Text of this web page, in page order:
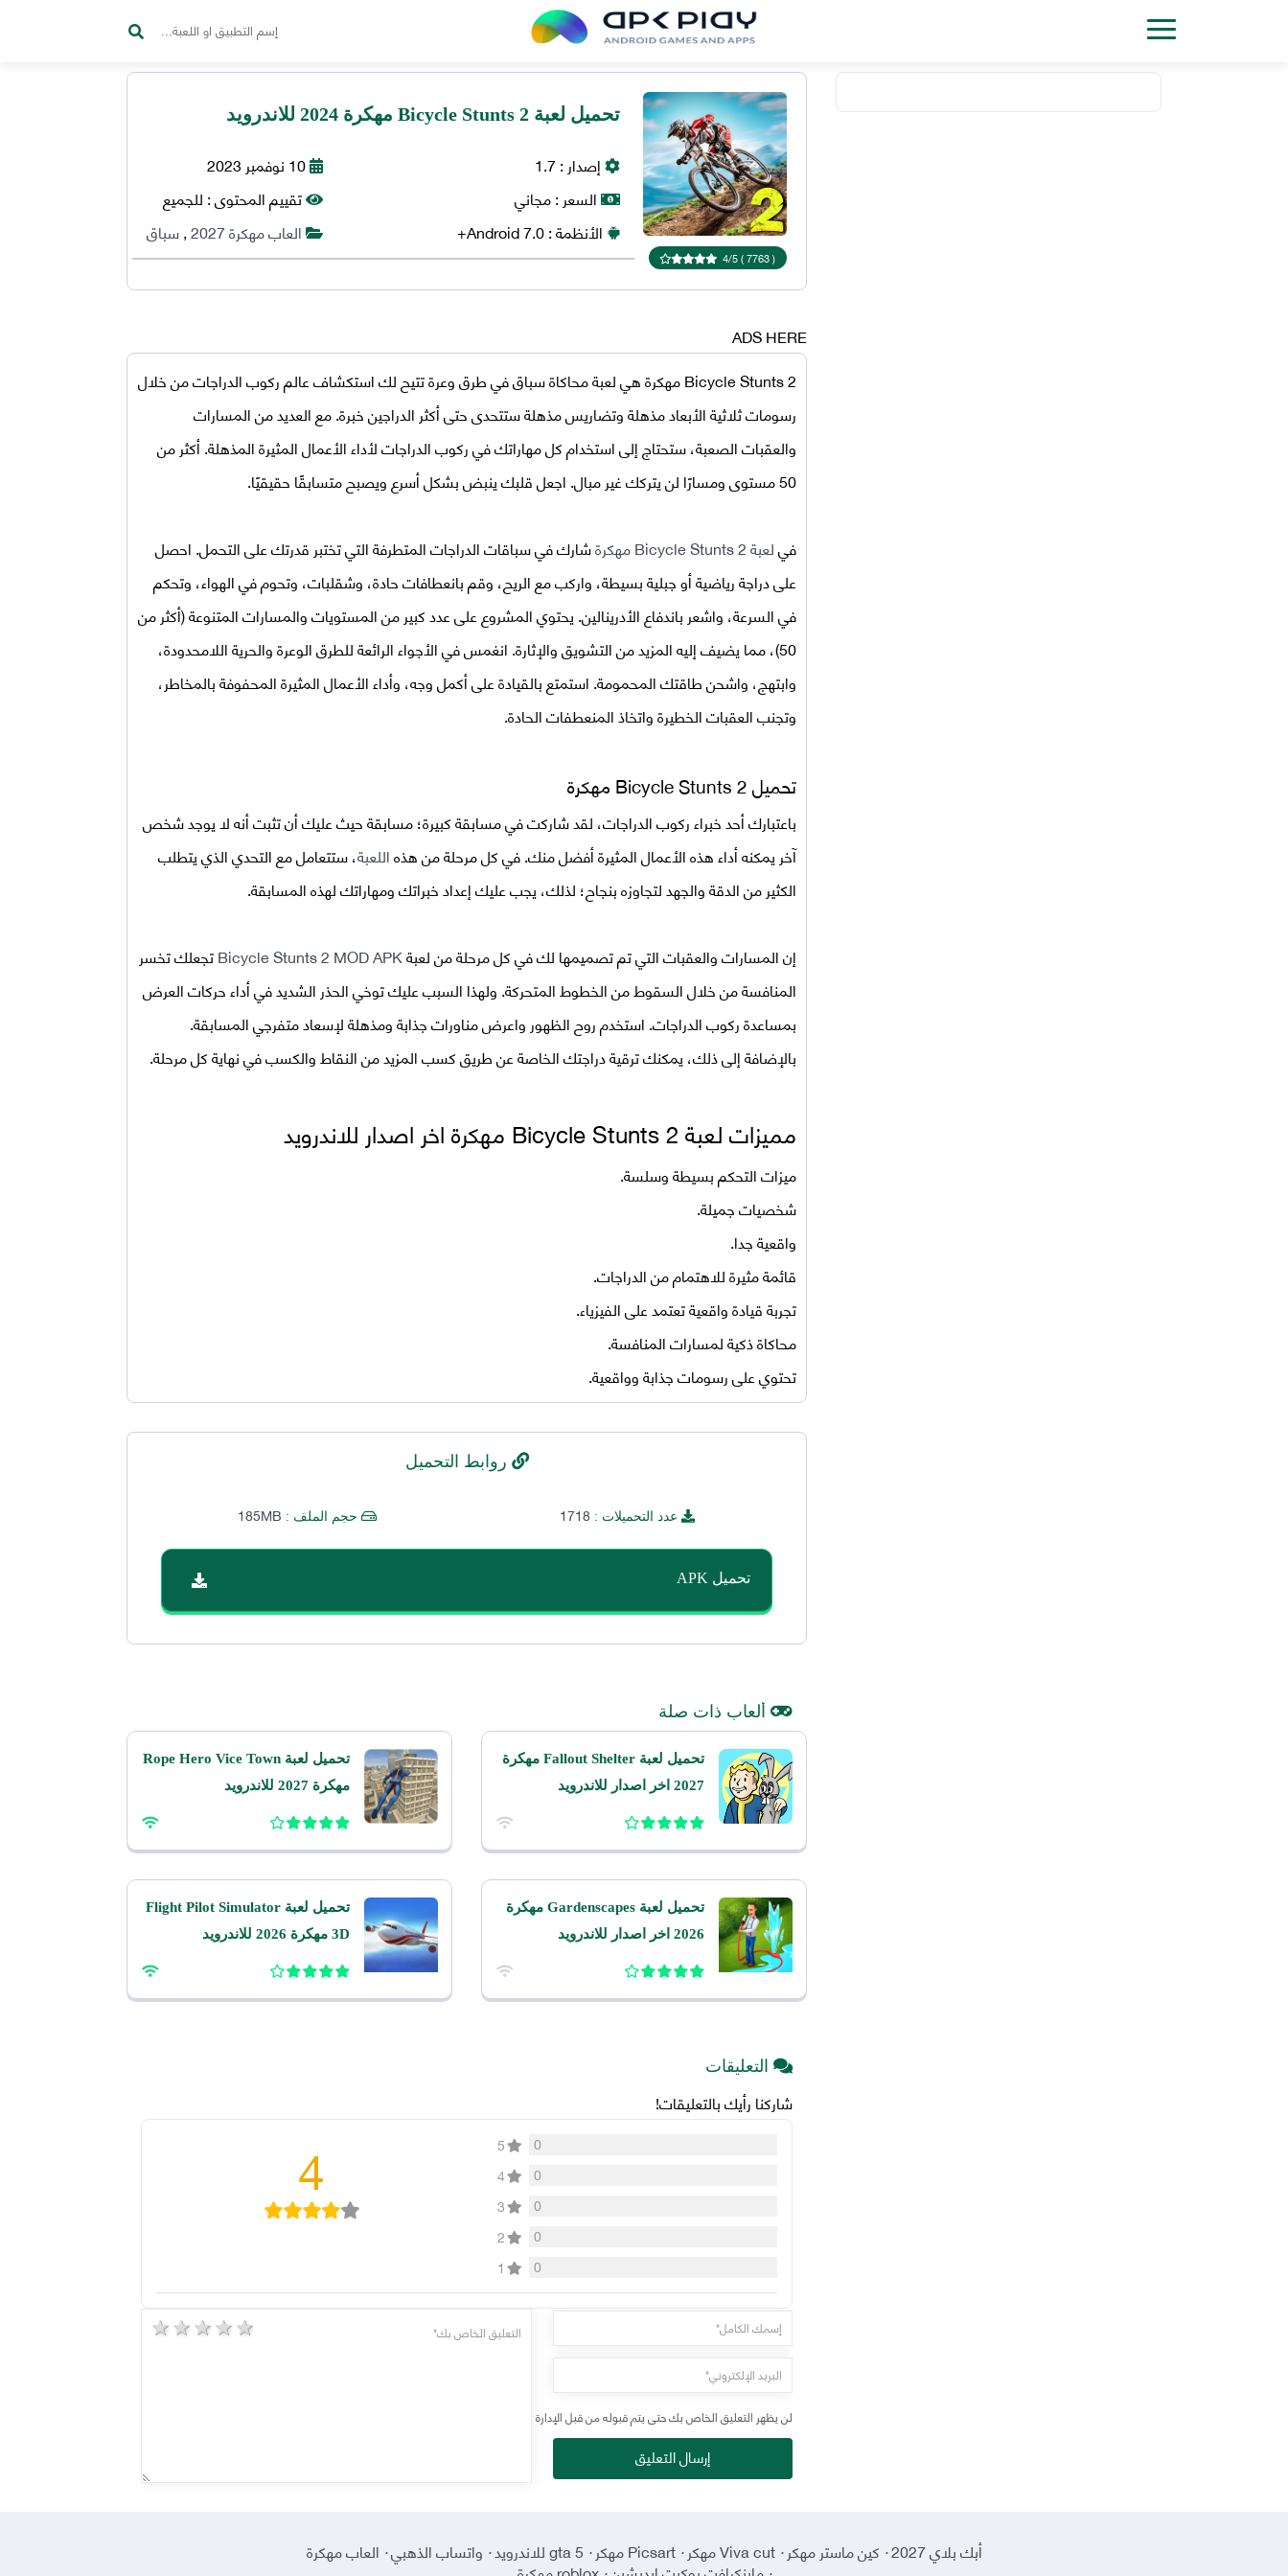
تحميل لعبة Bicycle Stunts 2 مهكرة 2024 للاندرويد
إصدار :1.7
السعر :مجاني
الأنظمة :
Android7.0+
10 نوفمبر 2023
تقييم المحتوى :للجميع
العاب مهكرة 2027
,سباق
(
7763
)
4/5
ADS HERE
Bicycle Stunts 2 مهكرة
هي لعبة محاكاة سباق في طرق وعرة تتيح لك استكشاف عالم ركوب الدراجات من خلال
رسومات ثلاثية الأبعاد مذهلة وتضاريس مذهلة ستتحدى حتى أكثر الدراجين خبرة. مع العديد من المسارات
والعقبات الصعبة، ستحتاج إلى استخدام كل مهاراتك في ركوب الدراجات لأداء الأعمال المثيرة المذهلة. أكثر من
50 مستوى ومسارًا لن يتركك غير مبال. اجعل قلبك ينبض بشكل أسرع ويصبح متسابقًا حقيقيًا.
فيلعبةBicycle Stunts 2 مهكرة
شارك في سباقات الدراجات المتطرفة التي تختبر قدرتك على التحمل. احصل
على دراجة رياضية أو جبلية بسيطة، واركب مع الريح، وقم بانعطافات حادة، وشقلبات، وتحوم في الهواء، وتحكم
في السرعة، واشعر باندفاع الأدرينالين. يحتوي المشروع على عدد كبير من المستويات والمسارات المتنوعة (أكثر من
50)، مما يضيف إليه المزيد من التشويق والإثارة. انغمس في الأجواء الرائعة للطرق الوعرة والحرية اللامحدودة،
وابتهج، واشحن طاقتك المحمومة. استمتع بالقيادة على أكمل وجه، وأداء الأعمال المثيرة المحفوفة بالمخاطر،
وتجنب العقبات الخطيرة واتخاذ المنعطفات الحادة.
تحميلBicycle Stunts 2 مهكرة
باعتبارك أحد خبراء ركوب الدراجات، لقد شاركت في مسابقة كبيرة؛ مسابقة حيث عليك أن تثبت أنه لا يوجد شخص
آخر يمكنه أداء هذه الأعمال المثيرة أفضل منك. في كل مرحلة من هذهاللعبة، ستتعامل مع التحدي الذي يتطلب
الكثير من الدقة والجهد لتجاوزه بنجاح؛ لذلك، يجب عليك إعداد خبراتك ومهاراتك لهذه المسابقة.
إن المسارات والعقبات التي تم تصميمها لك في كل مرحلة من لعبةBicycle Stunts 2 MOD APKتجعلك تخسر
المنافسة من خلال السقوط من الخطوط المتحركة. ولهذا السبب عليك توخي الحذر الشديد في أداء حركات العرض
بمساعدة ركوب الدراجات. استخدم روح الظهور واعرض مناورات جذابة ومذهلة لإسعاد متفرجي المسابقة.
بالإضافة إلى ذلك، يمكنك ترقية دراجتك الخاصة عن طريق كسب المزيد من النقاط والكسب في نهاية كل مرحلة.
مميزات لعبةBicycle Stunts 2 مهكرة اخر اصدار للاندرويد
ميزات التحكم بسيطة وسلسة.
شخصيات جميلة.
واقعية جدا.
قائمة مثيرة للاهتمام من الدراجات.
تجربة قيادة واقعية تعتمد على الفيزياء.
محاكاة ذكية لمسارات المنافسة.
تحتوي على رسومات جذابة وواقعية.
روابط التحميل
عدد التحميلات :1718 حجم الملف : 185MB
تحميل APK
ألعاب ذات صلة
تحميل لعبة Fallout Shelter مهكرة
2027 اخر اصدار للاندرويد
تحميل لعبة Rope Hero Vice Town
مهكرة 2027 للاندرويد
تحميل لعبة Gardenscapes مهكرة
2026 اخر اصدار للاندرويد
تحميل لعبة Flight Pilot Simulator
3D مهكرة 2026 للاندرويد
التعليقات
شاركنا رأيك بالتعليقات!
0
5
0
4
0
3
0
2
0
1
4
5 stars 4 stars 3 stars 2 stars 1 star
لن يظهر التعليق الخاص بك حتى يتم قبوله من قبل الإدارة
إرسال التعليق
أبك بلاي 2027 · كين ماستر مهكر·Viva cut مهكر ·Picsart مهكر · gta 5 للاندرويد · واتساب الذهبي· العاب مهكرة